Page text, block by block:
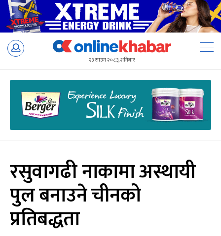
Skip
२३ साउन २०८३, शनिबार
रसुवागढी नाकामा अस्थायी
पुल बनाउने चीनको
प्रतिबद्धता